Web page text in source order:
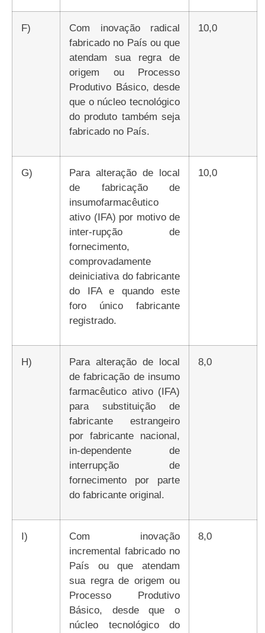
f)
Com inovação radical
fabricado no País ou que
atendam sua regra de
origem ou Processo
Produtivo Básico, desde
que o núcleo tecnológico
do produto também seja
fabricado no País.
10,0
g)
Para alteração de local
de fabricação de
insumofarmacêutico
ativo (IFA) por motivo de
inter-rupção de
fornecimento,
comprovadamente
deiniciativa do fabricante
do IFA e quando este
foro único fabricante
registrado.
10,0
h)
Para alteração de local
de fabricação de insumo
farmacêutico ativo (IFA)
para substituição de
fabricante estrangeiro
por fabricante nacional,
in-dependente de
interrupção de
fornecimento por parte
do fabricante original.
8,0
i)
Com inovação
incremental fabricado no
País ou que atendam
sua regra de origem ou
Processo Produtivo
Básico, desde que o
núcleo tecnológico do
8,0